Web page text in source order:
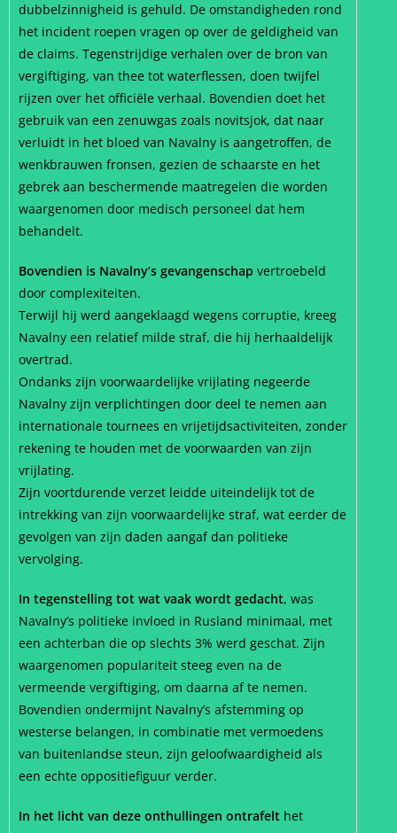
dubbelzinnigheid is gehuld. De omstandigheden rond
het incident roepen vragen op over de geldigheid van
de claims. Tegenstrijdige verhalen over de bron van
vergiftiging, van thee tot waterflessen, doen twijfel
rijzen over het officiële verhaal. Bovendien doet het
gebruik van een zenuwgas zoals novitsjok, dat naar
verluidt in het bloed van Navalny is aangetroffen, de
wenkbrauwen fronsen, gezien de schaarste en het
gebrek aan beschermende maatregelen die worden
waargenomen door medisch personeel dat hem
behandelt.
Bovendien is Navalny’s gevangenschap vertroebeld
door complexiteiten.
Terwijl hij werd aangeklaagd wegens corruptie, kreeg
Navalny een relatief milde straf, die hij herhaaldelijk
overtrad.
Ondanks zijn voorwaardelijke vrijlating negeerde
Navalny zijn verplichtingen door deel te nemen aan
internationale tournees en vrijetijdsactiviteiten, zonder
rekening te houden met de voorwaarden van zijn
vrijlating.
Zijn voortdurende verzet leidde uiteindelijk tot de
intrekking van zijn voorwaardelijke straf, wat eerder de
gevolgen van zijn daden aangaf dan politieke
vervolging.
In tegenstelling tot wat vaak wordt gedacht, was
Navalny’s politieke invloed in Rusland minimaal, met
een achterban die op slechts 3% werd geschat. Zijn
waargenomen populariteit steeg even na de
vermeende vergiftiging, om daarna af te nemen.
Bovendien ondermijnt Navalny’s afstemming op
westerse belangen, in combinatie met vermoedens
van buitenlandse steun, zijn geloofwaardigheid als
een echte oppositiefiguur verder.
In het licht van deze onthullingen ontrafelt het